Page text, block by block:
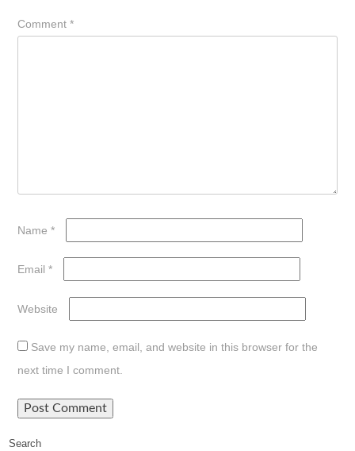
Comment *
Name *
Email *
Website
Save my name, email, and website in this browser for the
next time I comment.
Search